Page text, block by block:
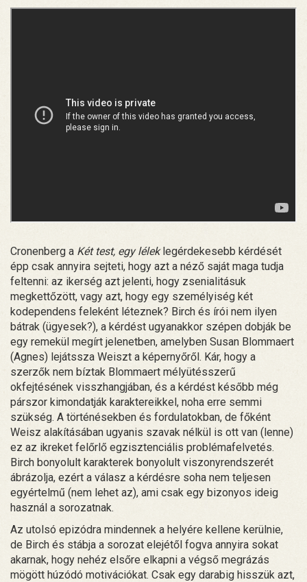
Cronenberg a Két test, egy léleklegérdekesebb kérdését
épp csak annyira sejteti, hogy azt a néző saját maga tudja
feltenni: az ikerség azt jelenti, hogy zsenialitásuk
megkettőzött, vagy azt, hogy egy személyiség két
kodependens feleként léteznek? Birch és írói nem ilyen
bátrak (ügyesek?), a kérdést ugyanakkor szépen dobják be
egy remekül megírt jelenetben, amelyben Susan Blommaert
(Agnes) lejátssza Weiszt a képernyőről. Kár, hogy a
szerzők nem bíztak Blommaert mélyütésszerű
okfejtésének visszhangjában, és a kérdést később még
párszor kimondatják karaktereikkel, noha erre semmi
szükség. A történésekben és fordulatokban, de főként
Weisz alakításában ugyanis szavak nélkül is ott van (lenne)
ez az ikreket felőrlő egzisztenciális problémafelvetés.
Birch bonyolult karakterek bonyolult viszonyrendszerét
ábrázolja, ezért a válasz a kérdésre soha nem teljesen
egyértelmű (nem lehet az), ami csak egy bizonyos ideig
használ a sorozatnak.
Az utolsó epizódra mindennek a helyére kellene kerülnie,
de Birch és stábja a sorozat elejétől fogva annyira sokat
akarnak, hogy nehéz elsőre elkapni a végső megrázás
mögött húzódó motivációkat. Csak egy darabig hisszük azt,